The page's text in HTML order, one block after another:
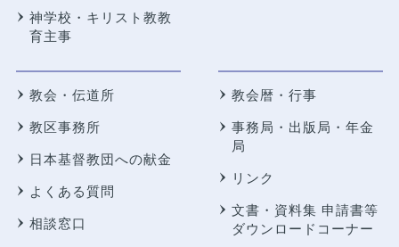
神学校・キリスト教教
育主事
教会・伝道所
教区事務所
日本基督教団への献金
よくある質問
相談窓口
教会暦・行事
事務局・出版局・年金
局
リンク
文書・資料集 申請書等
ダウンロードコーナー